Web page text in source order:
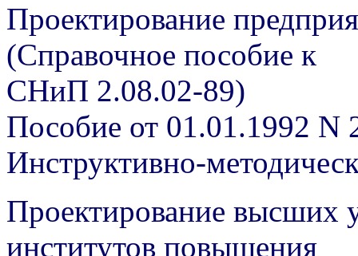
Проектирование
(Справочное пособие к
СНиП 2.08.02-89)
Пособие от 01.01.1992 N
Инструктивно-
Проектирование высших
институтов повышения